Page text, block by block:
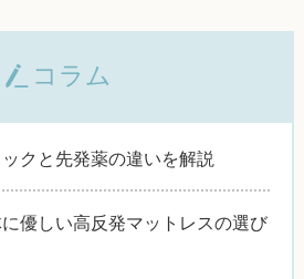
コラム
クと先発薬の違いを解説
優しい高反発マットレスの選び